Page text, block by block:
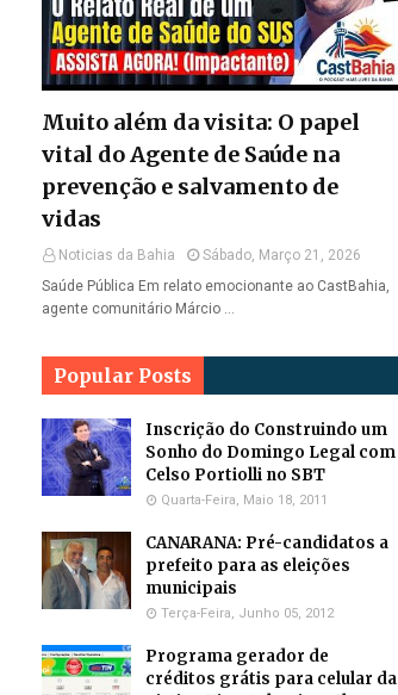
Muito além da visita: O papel
vital do Agente de Saúde na
prevenção e salvamento de
vidas
Noticias da Bahia
Sábado, Março 21, 2026
Saúde Pública Em relato emocionante ao CastBahia,
agente comunitário Márcio …
Popular Posts
Inscrição do Construindo um
Sonho do Domingo Legal com
Celso Portiolli no SBT
Quarta-Feira, Maio 18, 2011
CANARANA: Pré-candidatos a
prefeito para as eleições
municipais
Terça-Feira, Junho 05, 2012
Programa gerador de
créditos grátis para celular da